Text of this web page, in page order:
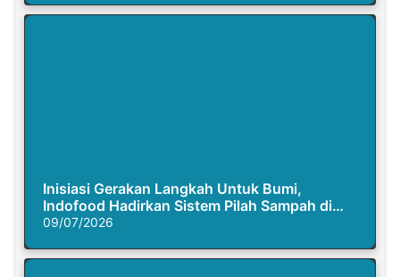
Inisiasi Gerakan Langkah Untuk Bumi,
Indofood Hadirkan Sistem Pilah Sampah di
Semasa Piknik
09/07/2026